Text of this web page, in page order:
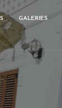
GALERIES